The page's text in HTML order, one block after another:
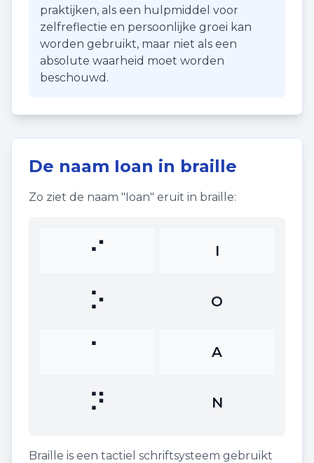
praktijken, als een hulpmiddel voor
zelfreflectie en persoonlijke groei kan
worden gebruikt, maar niet als een
absolute waarheid moet worden
beschouwd.
De naam Ioan in braille
Zo ziet de naam "Ioan" eruit in braille:
⠊ I
⠕ O
⠁ A
⠝ N
Braille is een tactiel schriftsysteem gebruikt